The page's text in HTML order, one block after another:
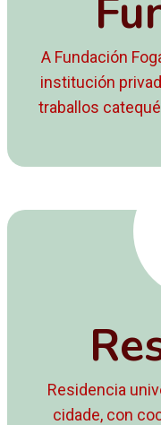
A Fundación
institución
traballos
Residencia
cidade, con